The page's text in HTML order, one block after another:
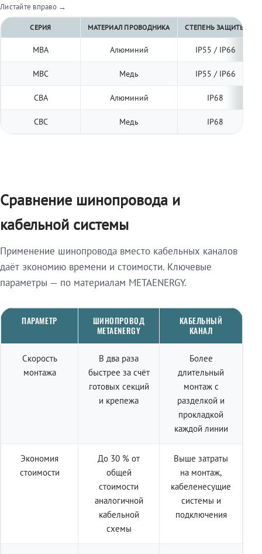
Листайте вправо →
СЕРИЯ МАТЕРИАЛ ПРОВОДНИКА СТЕПЕНЬ ЗАЩИТЫ
МВА Алюминий IP55 / IP66
МВС Медь IP55 / IP66
СВА Алюминий IP68
СВС Медь IP68
Сравнение шинопровода и
кабельной системы
Применение шинопровода вместо кабельных каналов
даёт экономию времени и стоимости. Ключевые
параметры — по материалам METAENERGY.
ПАРАМЕТР
ШИНОПРОВОД
METAENERGY
КАБЕЛЬНЫЙ
КАНАЛ
Скорость
монтажа
В два раза
быстрее за счёт
готовых секций
и крепежа
Более
длительный
монтаж с
разделкой и
прокладкой
каждой линии
Экономия
стоимости
До 30 % от
общей
стоимости
аналогичной
кабельной
схемы
Выше затраты
на монтаж,
кабеленесущие
системы и
подключения